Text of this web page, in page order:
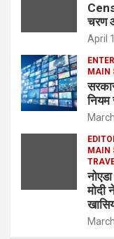
चरण
April
MAIN
नियम
MAIN
मोदी